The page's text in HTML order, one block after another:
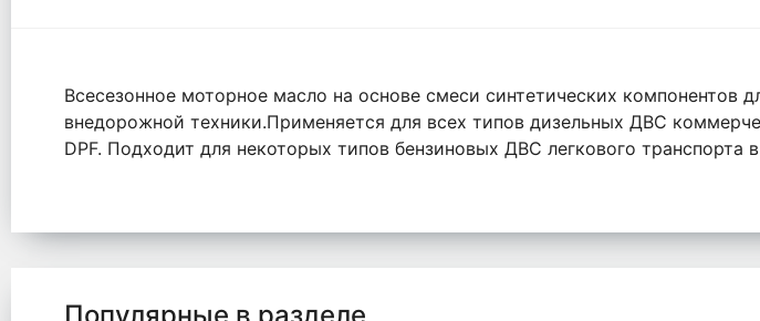
Всесезонное моторное масло на основе смеси синтетических
внедорожной техники.Применяется для всех типов дизельных ДВС
DPF. Подходит для некоторых типов бензиновых ДВС легкового транспорта